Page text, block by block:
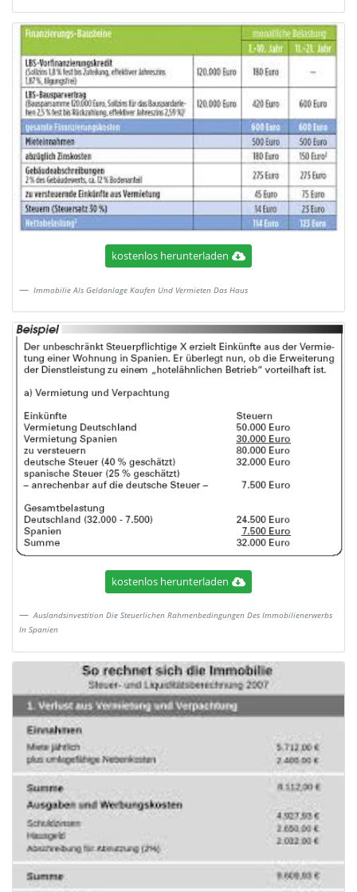
kostenlos herunterladen
Immobilie Als Geldanlage Kaufen Und Vermieten Das Haus
kostenlos herunterladen
Auslandsinvestition Die Steuerlichen Rahmenbedingungen Des Immobilienerwerbs
In Spanien